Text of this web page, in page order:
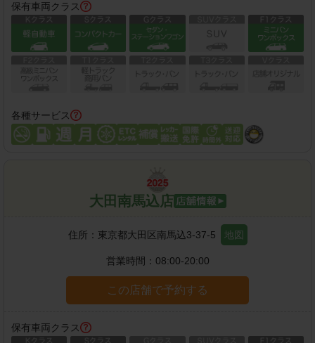
保有車両クラス
各種サービス
大田南馬込店
住所： 東京都大田区南馬込3-37-5 地図
営業時間： 08:00-20:00
この店舗で予約する
保有車両クラス